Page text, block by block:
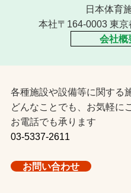
日本体育
本社〒164-0003 東
会社概
各種施設や設備等に関する
どんなことでも、お気軽に
お電話でも承ります
03-5337-2611
お問い合わせ